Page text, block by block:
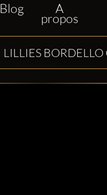
Blog A
propos
LILLIES BORDELLO